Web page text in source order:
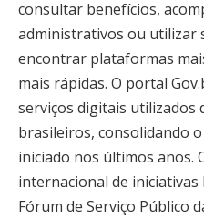
consultar benefícios,
administrativos ou utilizar
encontrar plataformas
mais rápidas. O portal
serviços digitais utilizados
brasileiros, consolidando
iniciado nos últimos anos.
internacional de
Fórum de Serviço Público